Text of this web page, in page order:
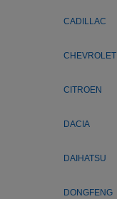
CADILLAC
CHEVROLET
CITROEN
DACIA
DAIHATSU
DONGFENG